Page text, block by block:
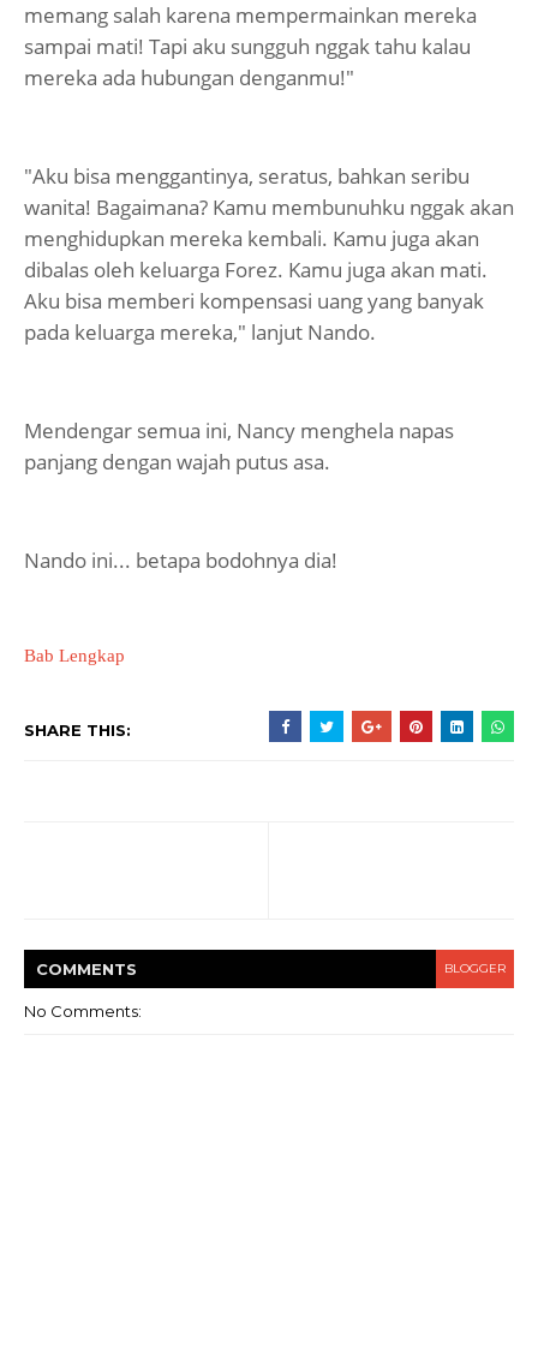
memang salah karena mempermainkan mereka
sampai mati! Tapi aku sungguh nggak tahu kalau
mereka ada hubungan denganmu!"
"Aku bisa menggantinya, seratus, bahkan seribu
wanita! Bagaimana? Kamu membunuhku nggak akan
menghidupkan mereka kembali. Kamu juga akan
dibalas oleh keluarga Forez. Kamu juga akan mati.
Aku bisa memberi kompensasi uang yang banyak
pada keluarga mereka," lanjut Nando.
Mendengar semua ini, Nancy menghela napas
panjang dengan wajah putus asa.
Nando ini... betapa bodohnya dia!
Bab Lengkap
SHARE THIS:
COMMENTS BLOGGER
No Comments: